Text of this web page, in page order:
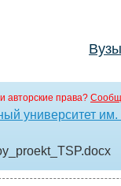
Вузы
авторские права?
университет
.docx